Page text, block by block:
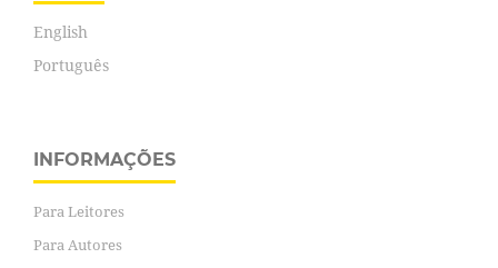
English
Português
INFORMAÇÕES
Para Leitores
Para Autores